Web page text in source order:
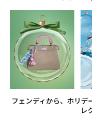
フェンディから、ホリデ
レ